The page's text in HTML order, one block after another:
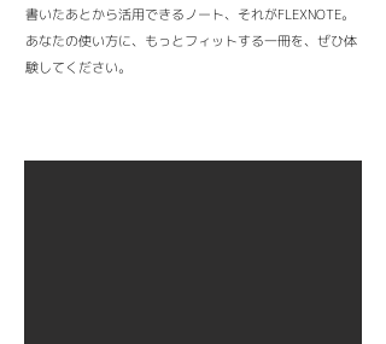
書いたあとから活用できるノート、それがFLEXNOTE。
あなたの使い方に、もっとフィットする一冊を、ぜひ体
験してください。